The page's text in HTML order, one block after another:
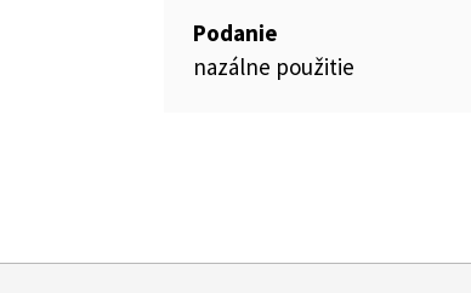
Podanie
nazálne použitie